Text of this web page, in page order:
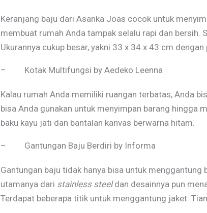
Keranjang baju dari Asanka Joas cocok untuk
membuat rumah Anda tampak selalu rapi dan bersih.
Ukurannya cukup besar, yakni 33 x 34 x 43 cm dengan
– Kotak Multifungsi by Aedeko Leenna
Kalau rumah Anda memiliki ruangan terbatas, Anda
bisa Anda gunakan untuk menyimpan barang hingga
baku kayu jati dan bantalan kanvas berwarna hitam.
– Gantungan Baju Berdiri by Informa
Gantungan baju tidak hanya bisa untuk
utamanya dari stainless steeldan desainnya pun
Terdapat beberapa titik untuk menggantung jaket.